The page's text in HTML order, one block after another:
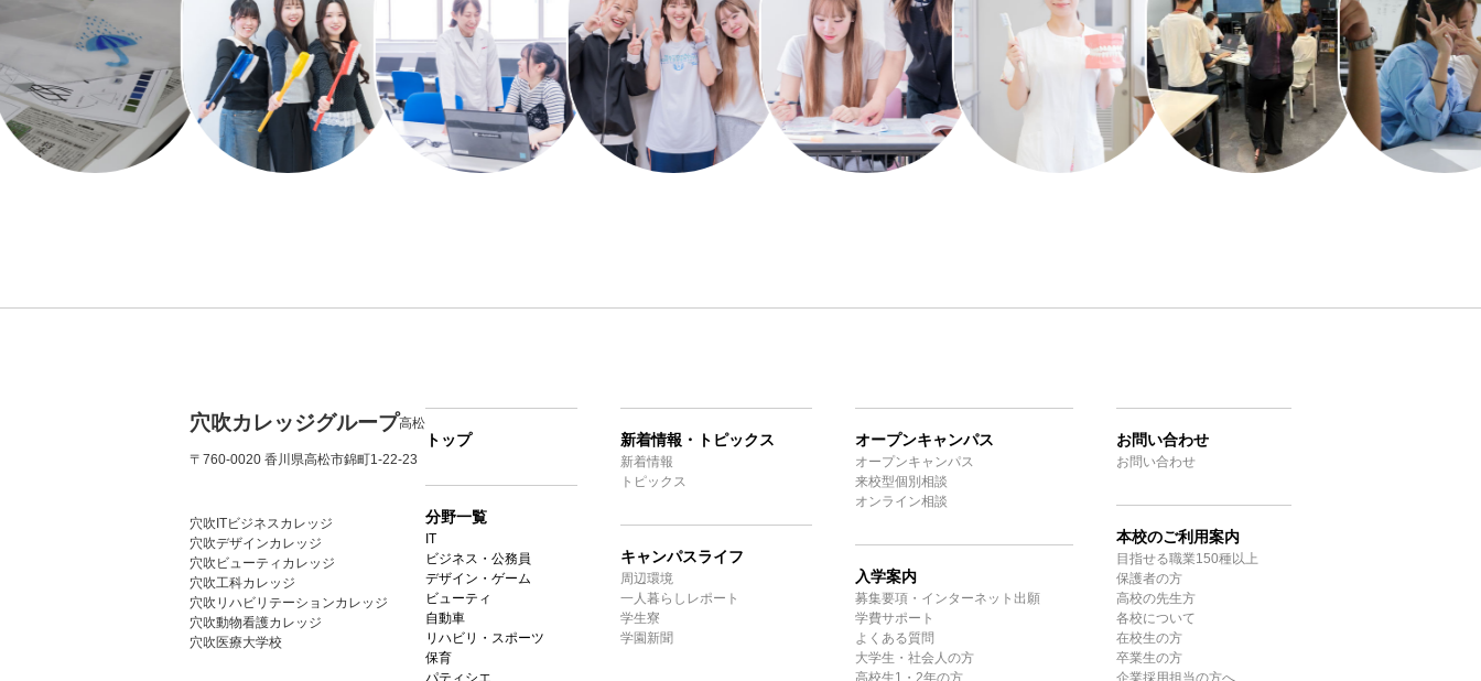
穴吹カレッジグループ高松
〒760-0020 香川県高松市錦町1-22-23
穴吹ITビジネスカレッジ
穴吹デザインカレッジ
穴吹ビューティカレッジ
穴吹工科カレッジ
穴吹リハビリテーションカレッジ
穴吹動物看護カレッジ
穴吹医療大学校
トップ
分野一覧
IT
ビジネス・公務員
デザイン・ゲーム
ビューティ
自動車
リハビリ・スポーツ
保育
パティシエ
新着情報・トピックス
新着情報
トピックス
キャンパスライフ
周辺環境
一人暮らしレポート
学生寮
学園新聞
オープンキャンパス
オープンキャンパス
来校型個別相談
オンライン相談
入学案内
募集要項・インターネット出願
学費サポート
よくある質問
大学生・社会人の方
高校生1・2年の方
お問い合わせ
お問い合わせ
本校のご利用案内
目指せる職業150種以上
保護者の方
高校の先生方
各校について
在校生の方
卒業生の方
企業採用担当の方へ